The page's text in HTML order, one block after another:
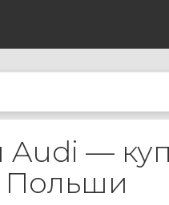
Audi —
Польши